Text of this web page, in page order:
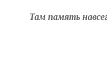
Там память